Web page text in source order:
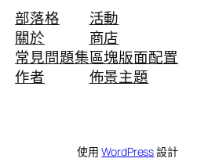
部落格
關於
常見問題集
作者
活動
商店
區塊版面配置
佈景主題
使用WordPress設計